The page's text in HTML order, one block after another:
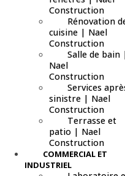
Construction
Rénovation
cuisine | Nael
Construction
Salle de bain
Nael
Construction
Services
sinistre | Nael
Construction
Terrasse et
patio | Nael
Construction
COMMERCIAL ET
INDUSTRIEL